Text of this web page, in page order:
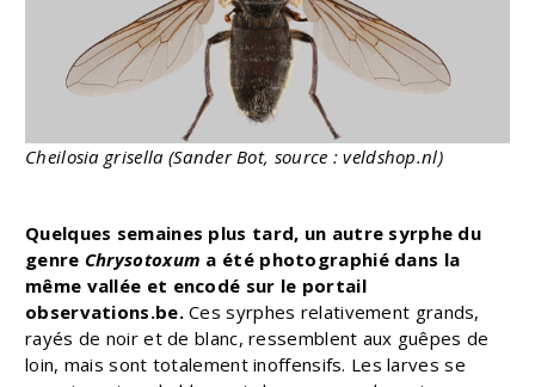
Cheilosia grisella (Sander Bot, source : veldshop.nl)
Quelques semaines plus tard, un autre syrphe du
genre Chrysotoxum a été photographié dans la
même vallée et encodé sur le portail
observations.be.Ces syrphes relativement grands,
rayés de noir et de blanc, ressemblent aux guêpes de
loin, mais sont totalement inoffensifs. Les larves se